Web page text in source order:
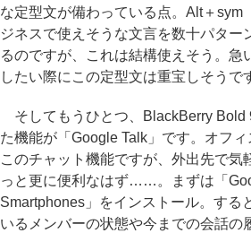
な定型文が備わっている点。Alt＋sym
ジネスで使えそうな文言を数十パター
るのですが、これは結構使えそう。急
したい際にこの定型文は重宝しそうで
そしてもうひとつ、BlackBerry Bold
た機能が「Google Talk」です。オフ
このチャット機能ですが、外出先で気
っと更に便利なはず……。まずは「
Smartphones」をインストール。する
いるメンバーの状態や今までの会話の